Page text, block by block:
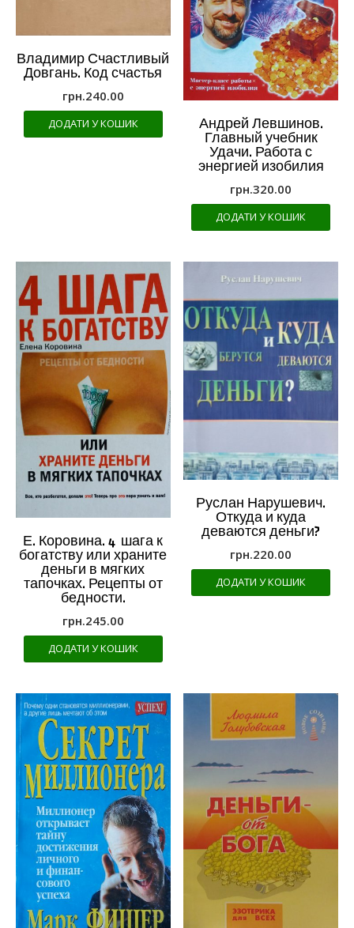
Владимир Счастливый
Довгань. Код счастья
грн.240.00
ДОДАТИ У КОШИК
Андрей Левшинов.
Главный учебник
Удачи. Работа с
энергией изобилия
грн.320.00
ДОДАТИ У КОШИК
Е. Коровина. 4 шага к
богатству или храните
деньги в мягких
тапочках. Рецепты от
бедности.
грн.245.00
ДОДАТИ У КОШИК
Руслан Нарушевич.
Откуда и куда
деваются деньги?
грн.220.00
ДОДАТИ У КОШИК